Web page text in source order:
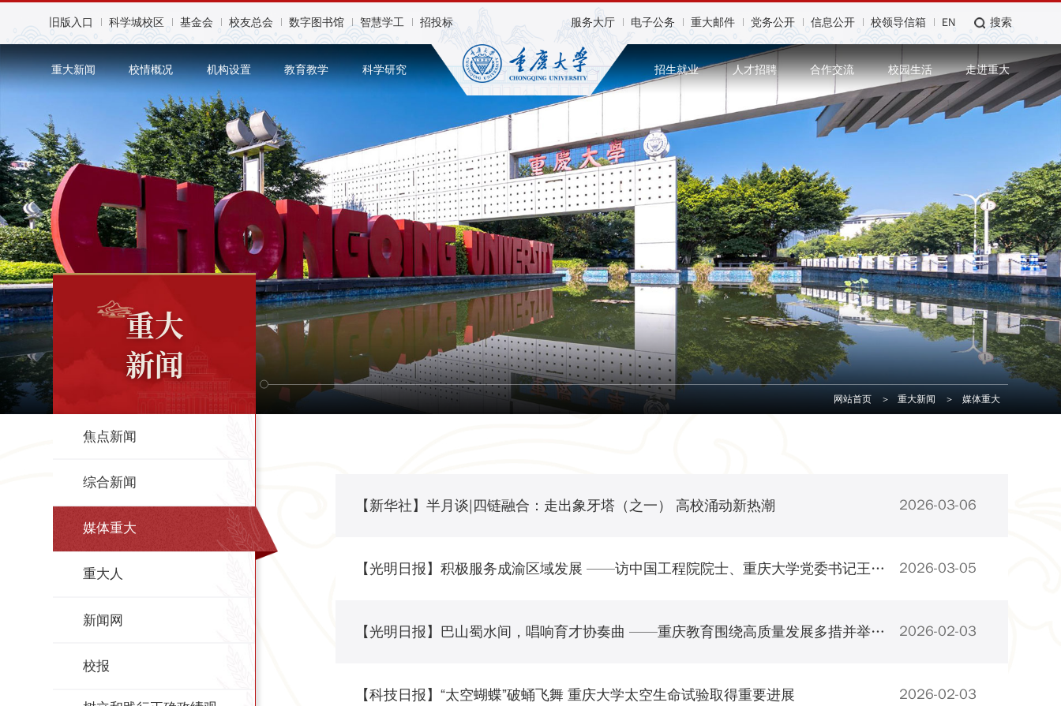
旧版入口 科学城校区 基金会 校友总会 数字图书馆 智慧学工 招投标 服务大厅 电子公务 重大邮件 党务公开 信息公开 校领导信箱 EN 搜索
重大新闻 校情概况 机构设置 教育教学 科学研究 招生就业 人才招聘 合作交流 校园生活 走进重大
网站首页 > 重大新闻 > 媒体重大
重大
新闻
焦点新闻
综合新闻
媒体重大
重大人
新闻网
校报
2026-03-06
【新华社】半月谈|四链融合：走出象牙塔（之一） 高校涌动新热潮
2026-03-05
【光明日报】积极服务成渝区域发展 ——访中国工程院院士、重庆大学党委书记王树新代表
2026-02-03
【光明日报】巴山蜀水间，唱响育才协奏曲 ——重庆教育围绕高质量发展多措并举培育人才
2026-02-03
【科技日报】“太空蝴蝶”破蛹飞舞 重庆大学太空生命试验取得重要进展